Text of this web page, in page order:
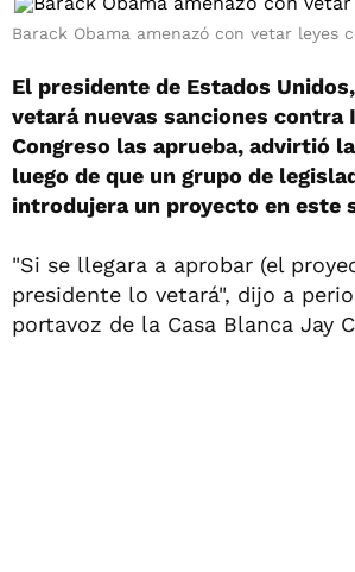
Barack Obama amenazó con vetar leyes
El presidente de Estados
vetará nuevas sanciones contra
Congreso las aprueba, advirtió
luego de que un grupo de
introdujera un proyecto en este
"Si se llegara a aprobar (el
presidente lo vetará", dijo a
portavoz de la Casa Blanca Jay